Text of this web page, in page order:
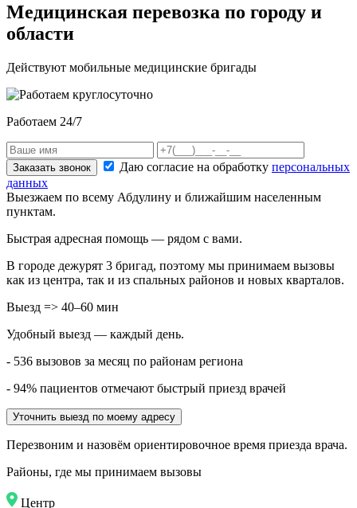
Медицинская перевозка по городу и
области
Действуют мобильные медицинские бригады
Работаем 24/7
Заказать звонок Даю согласие на обработку персональных
данных
Выезжаем по всему Абдулину и ближайшим населенным
пунктам.
Быстрая адресная помощь — рядом с вами.
В городе дежурят 3 бригад, поэтому мы принимаем вызовы
как из центра, так и из спальных районов и новых кварталов.
Выезд => 40–60 мин
Удобный выезд — каждый день.
- 536 вызовов за месяц по районам региона
- 94% пациентов отмечают быстрый приезд врачей
Уточнить выезд по моему адресу
Перезвоним и назовём ориентировочное время приезда врача.
Районы, где мы принимаем вызовы
Центр